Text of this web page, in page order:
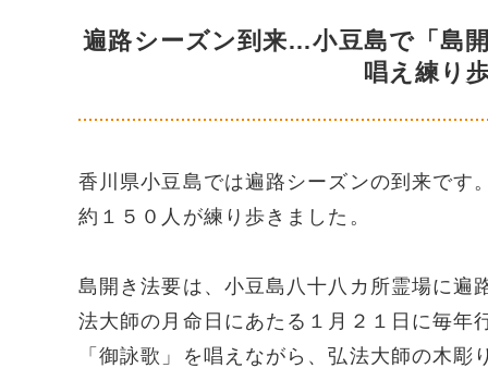
遍路シーズン到来…小豆島で「島
唱え練り
香川県小豆島では遍路シーズンの到来です
約１５０人が練り歩きました。
島開き法要は、小豆島八十八カ所霊場に遍
法大師の月命日にあたる１月２１日に毎年
「御詠歌」を唱えながら、弘法大師の木